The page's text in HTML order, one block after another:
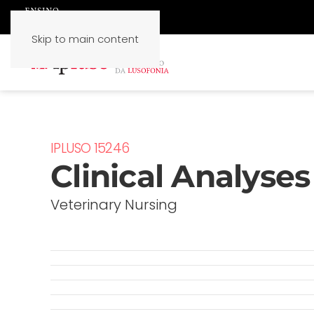
Skip to main content
IPLUSO 15246
Clinical Analyses
Veterinary Nursing